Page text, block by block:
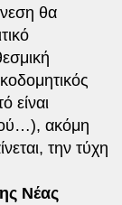
θα
είναι
ακόμη
την τύχη
Νέας